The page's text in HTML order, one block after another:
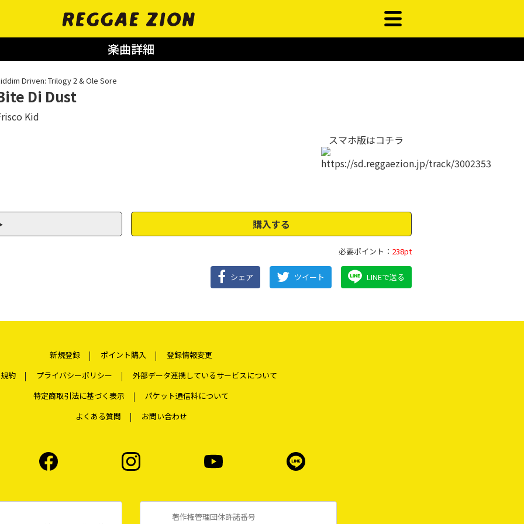
楽曲詳細
Driven: Trilogy 2 & Ole Sore
Di Dust
Kid
スマホ版はコチラ
購入する
必要ポイント： 238pt
シェア ツイート LINEで送る
新規登録 ポイント購入
登録情報変更
約
プライバシーポリシー
外部データ連携しているサービスについて
特定商取引法に基づく表示
パケット通信料について
よくある質問
お問い合わせ
著作権管理団体許諾番号